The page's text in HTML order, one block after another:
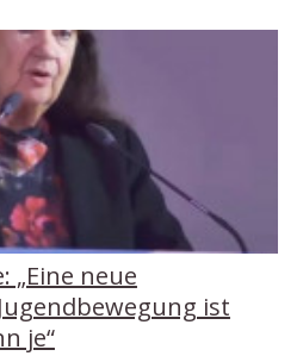
„Eine neue
ist
je“